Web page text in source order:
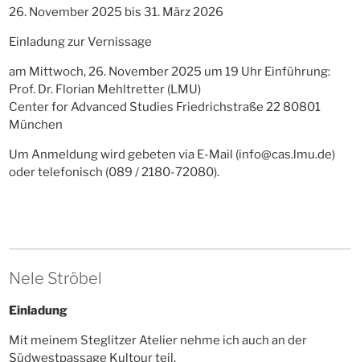
26. November 2025 bis 31. März 2026
Einladung zur Vernissage
am Mittwoch, 26. November 2025 um 19 Uhr Einführung:
Prof. Dr. Florian Mehltretter (LMU)
Center for Advanced Studies Friedrichstraße 22 80801
München
Um Anmeldung wird gebeten via E-Mail (info@cas.lmu.de)
oder telefonisch (089 / 2180-72080).
Nele Ströbel
Einladung
Mit meinem Steglitzer Atelier nehme ich auch an der
Südwestpassage Kultour teil.